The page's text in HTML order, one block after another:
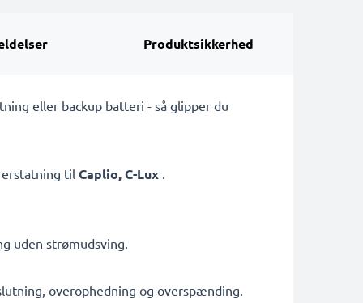
Produktsikkerhed
eller backup batteri - så glipper du
tilCaplio, C-Lux .
uden strømudsving.
overophedning og overspænding.